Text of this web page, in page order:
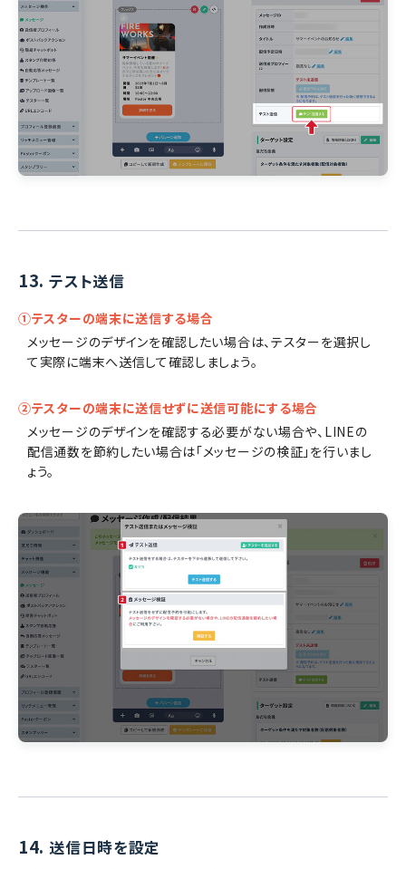
13. テスト送信
①テスターの端末に送信する場合
メッセージのデザインを確認したい場合は、テスターを選択し
て実際に端末へ送信して確認しましょう。
②テスターの端末に送信せずに送信可能にする場合
メッセージのデザインを確認する必要がない場合や、LINEの
配信通数を節約したい場合は「メッセージの検証」を行いまし
ょう。
14. 送信日時を設定